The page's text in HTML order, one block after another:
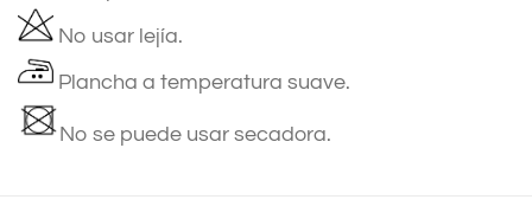
No usar lejía.
Plancha a temperatura suave.
No se puede usar secadora.